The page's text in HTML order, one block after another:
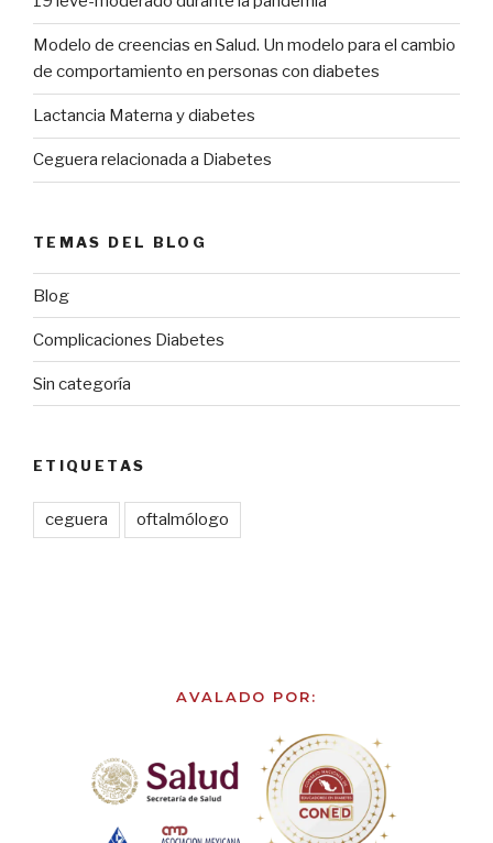
Modelo de creencias en Salud. Un modelo para el cambio
de comportamiento en personas con diabetes
Lactancia Materna y diabetes
Ceguera relacionada a Diabetes
TEMAS DEL BLOG
Blog
Complicaciones Diabetes
Sin categoría
ETIQUETAS
ceguera oftalmólogo
AVALADO POR: